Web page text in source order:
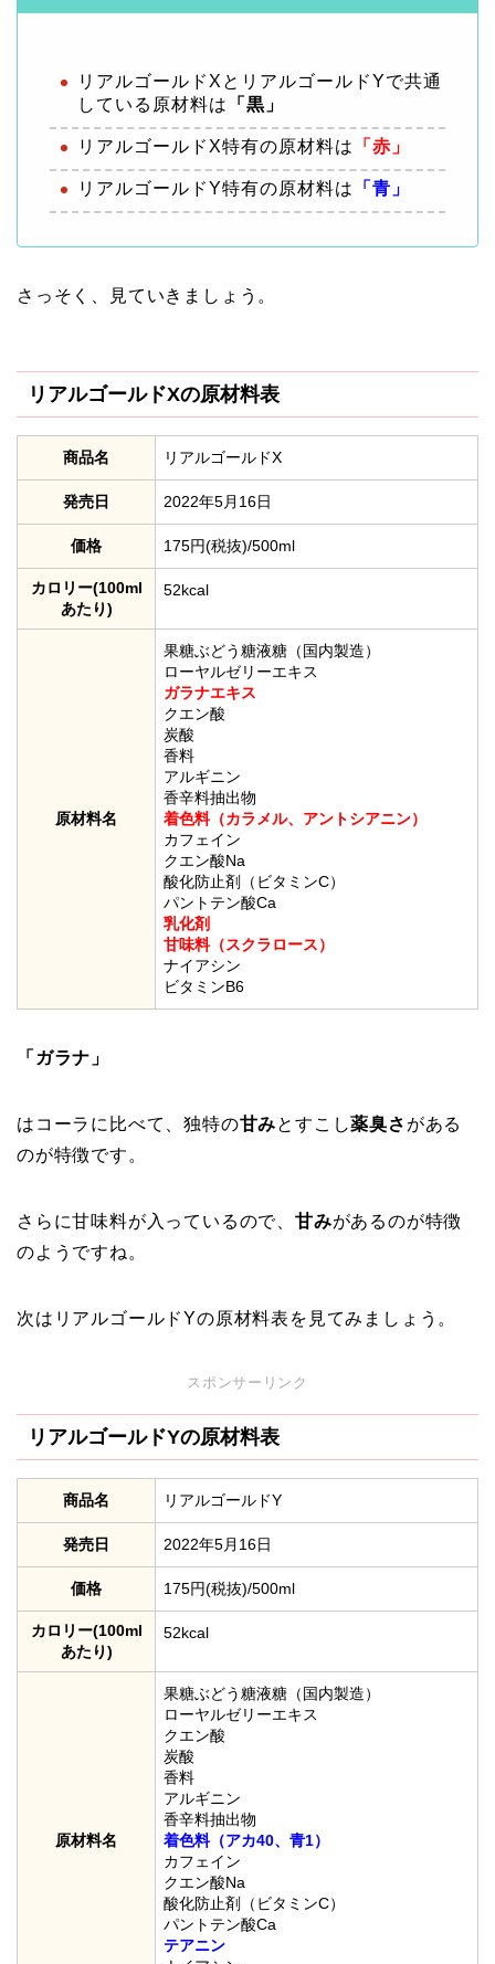
リアルゴールドXとリアルゴールドYで共通
している原材料は
「黒」
リアルゴールドX特有の原材料は 「赤」
リアルゴールドY特有の原材料は 「青」
さっそく、見ていきましょう。
リアルゴールドXの原材料表
商品名 リアルゴールドX
発売日 2022年5月16日
価格 175円(税抜)/500ml
カロリー(100ml
あたり)
52kcal
原材料名
果糖ぶどう糖液糖（国内製造）
ローヤルゼリーエキス
ガラナエキス
クエン酸
炭酸
香料
アルギニン
香辛料抽出物
着色料（カラメル、アントシアニン）
カフェイン
クエン酸Na
酸化防止剤（ビタミンC）
パントテン酸Ca
乳化剤
甘味料（スクラロース）
ナイアシン
ビタミンB6
「ガラナ」
はコーラに比べて、独特の甘みとすこし薬臭さ がある
のが特徴です。
さらに甘味料が入っているので、 甘みがあるのが特徴
のようですね。
次はリアルゴールドYの原材料表を見てみましょう。
スポンサーリンク
リアルゴールドYの原材料表
商品名 リアルゴールドY
発売日 2022年5月16日
価格 175円(税抜)/500ml
カロリー(100ml
あたり)
52kcal
原材料名
果糖ぶどう糖液糖（国内製造）
ローヤルゼリーエキス
クエン酸
炭酸
香料
アルギニン
香辛料抽出物
着色料（アカ40、青1）
カフェイン
クエン酸Na
酸化防止剤（ビタミンC）
パントテン酸Ca
テアニン